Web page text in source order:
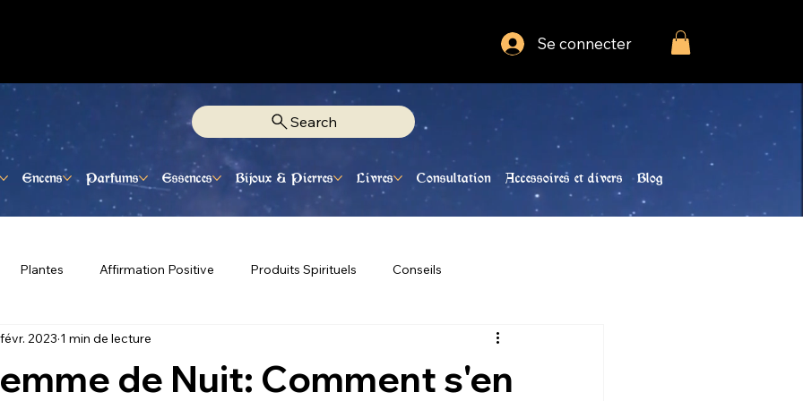
Se connecter
Plantes Affirmation Positive Produits Spirituels Conseils
de Nuit: Comment s'en
2023 1 min de lecture
Encens Parfums Essences Bijoux & Pierres Livres Consultation Accessoires et divers Blog
Search